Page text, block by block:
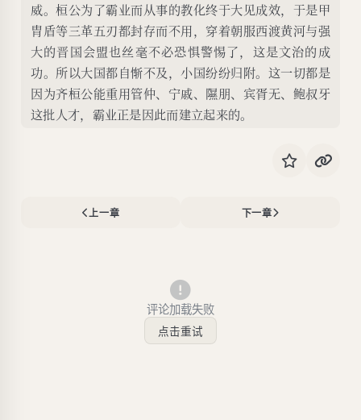
威。桓公为了霸业而从事的教化终于大见成效，于是甲
胄盾等三革五刃都封存而不用，穿着朝服西渡黄河与强
大的晋国会盟也丝毫不必恐惧警惕了，这是文治的成
功。所以大国都自惭不及，小国纷纷归附。这一切都是
因为齐桓公能重用管仲、宁戚、隰朋、宾胥无、鲍叔牙
这批人才，霸业正是因此而建立起来的。
上一章 下一章
评论加载失败
点击重试